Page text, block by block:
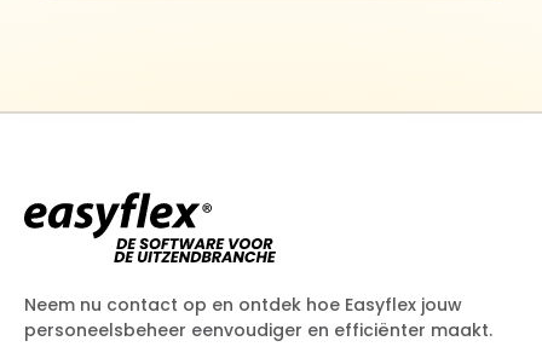
Neem nu contact op en ontdek hoe Easyflex jouw
personeelsbeheer eenvoudiger en efficiënter maakt.